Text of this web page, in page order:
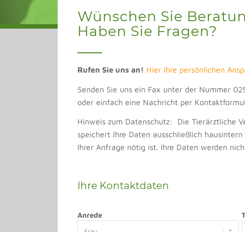
Wünschen Sie
Haben Sie Fragen?
Rufen Sie uns an! Hier Ihre persönlichen
Senden Sie uns ein Fax unter der Nummer
oder einfach eine Nachricht per
Hinweis zum Datenschutz: Die Tierärztliche
speichert Ihre Daten ausschließlich
Ihrer Anfrage nötig ist. Ihre Daten werden
Ihre Kontaktdaten
Anrede